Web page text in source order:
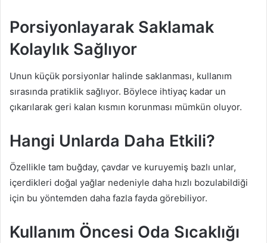
Porsiyonlayarak Saklamak
Kolaylık Sağlıyor
Unun küçük porsiyonlar halinde saklanması, kullanım
sırasında pratiklik sağlıyor. Böylece ihtiyaç kadar un
çıkarılarak geri kalan kısmın korunması mümkün oluyor.
Hangi Unlarda Daha Etkili?
Özellikle tam buğday, çavdar ve kuruyemiş bazlı unlar,
içerdikleri doğal yağlar nedeniyle daha hızlı bozulabildiği
için bu yöntemden daha fazla fayda görebiliyor.
Kullanım Öncesi Oda Sıcaklığı